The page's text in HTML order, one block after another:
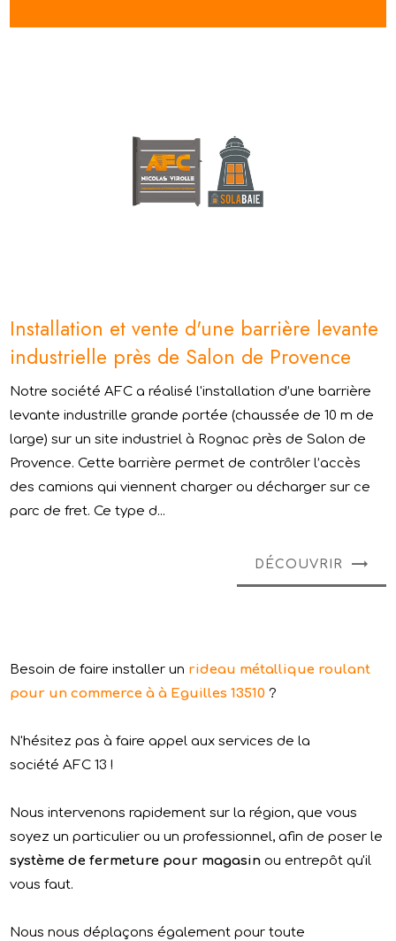
Installation et vente d'une barrière levante
industrielle près de Salon de Provence
Notre société AFC a réalisé l'installation d’une barrière
levante industrille grande portée (chaussée de 10 m de
large) sur un site industriel à Rognac près de Salon de
Provence. Cette barrière permet de contrôler l’accès
des camions qui viennent charger ou décharger sur ce
parc de fret. Ce type d...
DÉCOUVRIR
Besoin de faire installer un rideau métallique roulant
pour un commerce à à Eguilles 13510 ?
N'hésitez pas à faire appel aux services de la
société AFC 13 !
Nous intervenons rapidement sur la région, que vous
soyez un particulier ou un professionnel, afin de poser le
système de fermeture pour magasin ou entrepôt qu'il
vous faut.
Nous nous déplaçons également pour toute